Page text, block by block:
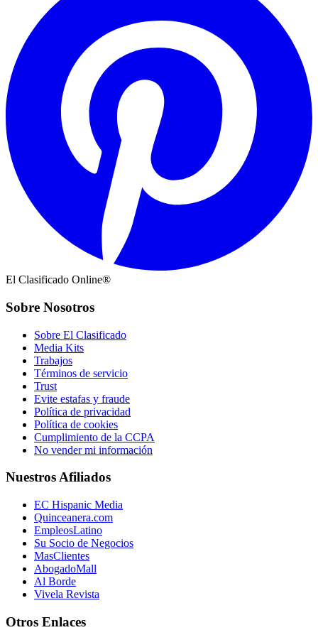
El Clasificado Online®
Sobre Nosotros
Sobre El Clasificado
Media Kits
Trabajos
Términos de servicio
Trust
Evite estafas y fraude
Política de privacidad
Política de cookies
Cumplimiento de la CCPA
No vender mi información
Nuestros Afiliados
EC Hispanic Media
Quinceanera.com
EmpleosLatino
Su Socio de Negocios
MasClientes
AbogadoMall
Al Borde
Vivela Revista
Otros Enlaces